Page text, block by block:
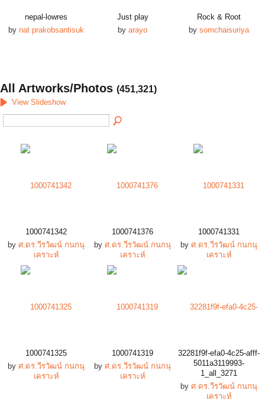
nepal-lowres
by nat prakobsantisuk
Just play
by arayo
Rock & Root
by somchaisuriya
All Artworks/Photos (451,321)
View Slideshow
1000741342
by ศ.ดร.วีรวัฒน์ กนกนุ
เคราะห์
1000741376
by ศ.ดร.วีรวัฒน์ กนกนุ
เคราะห์
1000741331
by ศ.ดร.วีรวัฒน์ กนกนุ
เคราะห์
1000741325
by ศ.ดร.วีรวัฒน์ กนกนุ
เคราะห์
1000741319
by ศ.ดร.วีรวัฒน์ กนกนุ
เคราะห์
32281f9f-efa0-4c25-afff-
5011a3119993-
1_all_3271
by ศ.ดร.วีรวัฒน์ กนกนุ
เคราะห์